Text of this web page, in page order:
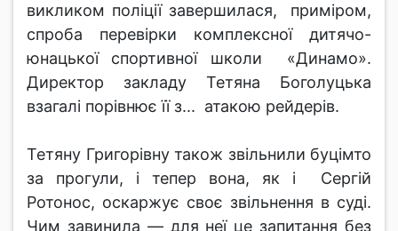
викликом поліції завершилася, приміром,
спроба перевірки комплексної дитячо-
юнацької спортивної школи «Динамо».
Директор закладу Тетяна Боголуцька
взагалі порівнює її з... атакою рейдерів.
Тетяну Григорівну також звільнили буцімто
за прогули, і тепер вона, як і Сергій
Ротонос, оскаржує своє звільнення в суді.
Чим завинила — для неї це запитання без